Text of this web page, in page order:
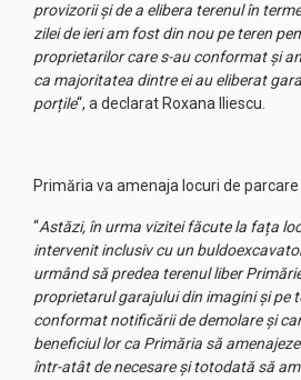
provizorii și de a elibera terenul în
zilei de ieri am fost din nou pe teren
proprietarilor care s-au conformat și
ca majoritatea dintre ei au eliberat
porțile“, a declarat Roxana Iliescu.
Primăria va amenaja locuri de parcare
“Astăzi, în urma vizitei făcute la fața
intervenit inclusiv cu un
urmând să predea terenul liber
proprietarul garajului din imagini și pe
conformat notificării de demolare și
beneficiul lor ca Primăria să
într-atât de necesare și totodată să